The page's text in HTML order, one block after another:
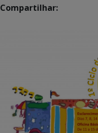
Compartilhar: